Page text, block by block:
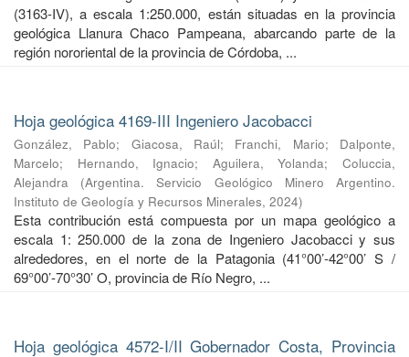
(3163-IV), a escala 1:250.000, están situadas en la provincia
geológica Llanura Chaco Pampeana, abarcando parte de la
región nororiental de la provincia de Córdoba, ...
Hoja geológica 4169-III Ingeniero Jacobacci
González, Pablo; Giacosa, Raúl; Franchi, Mario; Dalponte,
Marcelo; Hernando, Ignacio; Aguilera, Yolanda;Coluccia,
Alejandra
(Argentina. Servicio Geológico Minero Argentino.
Instituto de Geología y Recursos Minerales, 2024)
Esta contribución está compuesta por un mapa geológico a
escala 1: 250.000 de la zona de Ingeniero Jacobacci y sus
alrededores, en el norte de la Patagonia (41°00’-42°00’ S /
69°00’-70°30’ O, provincia de Río Negro, ...
Hoja geológica 4572-I/II Gobernador Costa, Provincia